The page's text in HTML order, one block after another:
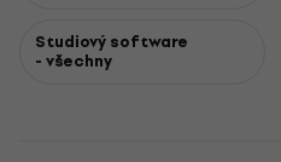
Studiový software
- všechny